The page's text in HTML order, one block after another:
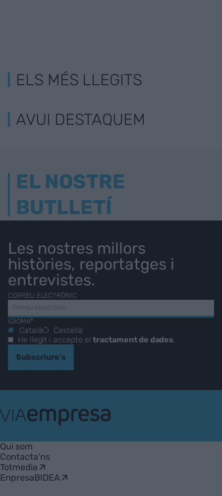
ELS MÉS LLEGITS
AVUI DESTAQUEM
EL NOSTRE
BUTLLETÍ
Les nostres millors
històries, reportatges i
entrevistes.
CORREU ELECTRÒNIC
IDIOMA*
Català
Castellà
He llegit i accepto eltractament de dades
Subscriure's
Empresa
Qui som
Contacta'ns
Totmedia
EnpresaBIDEA